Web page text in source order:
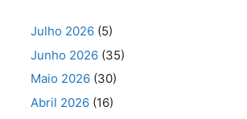
Julho 2026 (5)
Junho 2026 (35)
Maio 2026 (30)
Abril 2026 (16)